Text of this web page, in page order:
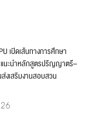
เปิดเส้นทางการศึกษา
นะนำหลักสูตรปริญญาตรี–
งเสริมงานสอบสวน